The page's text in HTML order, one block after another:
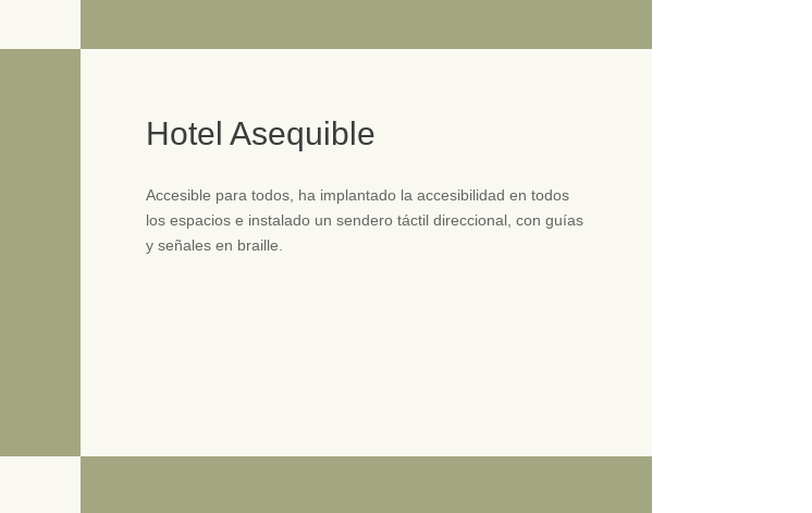
Hotel Asequible
Accesible para todos, ha implantado la accesibilidad en todos
los espacios e instalado un sendero táctil direccional, con guías
y señales en braille.